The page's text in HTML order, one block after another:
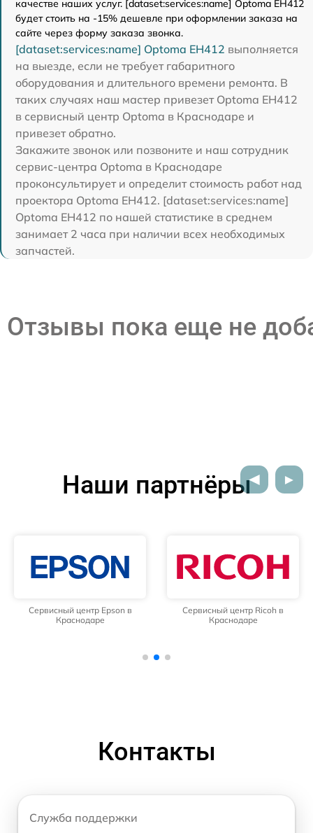
качестве наших услуг. [dataset:services:name] Optoma EH412
будет стоить на -15% дешевле при оформлении заказа на
сайте через форму заказа звонка.
[dataset:services:name] Optoma EH412 выполняется
на выезде, если не требует габаритного
оборудования и длительного времени ремонта. В
таких случаях наш мастер привезет Optoma EH412
в сервисный центр Optoma в Краснодаре и
привезет обратно.
Закажите звонок или позвоните и наш сотрудник
сервис-центра Optoma в Краснодаре
проконсультирует и определит стоимость работ над
проектора Optoma EH412. [dataset:services:name]
Optoma EH412 по нашей статистике в среднем
занимает 2 часа при наличии всех необходимых
запчастей.
Отзывы пока еще не
Наши партнёры
Сервисный центр Epson в
Краснодаре
Сервисный центр Ricoh в
Краснодаре
Контакты
Служба поддержки